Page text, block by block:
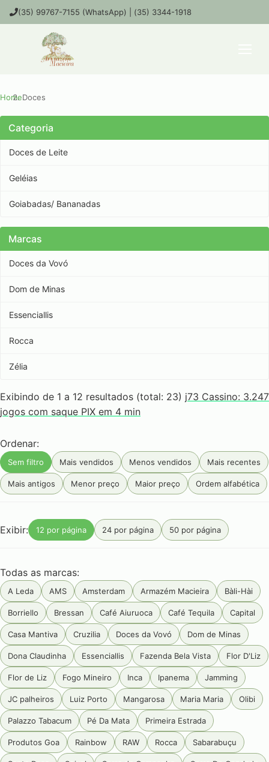
(35) 99767-7155 (WhatsApp) | (35) 3344-1918
HomeDoces
Categoria
Doces de Leite
Geléias
Goiabadas/ Bananadas
Marcas
Doces da Vovó
Dom de Minas
Essenciallis
Rocca
Zélia
Exibindo de 1 a 12 resultados (total: 23) j73 Cassino: 3.247
jogos com saque PIX em 4 min
Ordenar:
Sem filtro Mais vendidos Menos vendidos Mais recentes
Mais antigos Menor preço Maior preço Ordem alfabética
Exibir: 12 por página 24 por página 50 por página
Todas as marcas:
A Leda AMS Amsterdam Armazém Macieira Bàli-Hài
Borriello Bressan Café Aiuruoca Café Tequila Capital
Casa Mantiva Cruzilia Doces da Vovó Dom de Minas
Dona Claudinha Essenciallis Fazenda Bela Vista Flor D'Liz
Flor de Liz Fogo Mineiro Inca Ipanema Jamming
JC palheiros Luiz Porto Mangarosa Maria Maria Olibi
Palazzo Tabacum Pé Da Mata Primeira Estrada
Produtos Goa Rainbow RAW Rocca Sabarabuçu